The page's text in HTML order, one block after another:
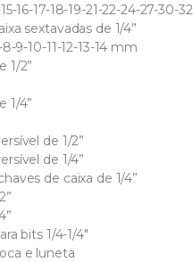
15-16-17-18-19-21-22-24-27-30-
sextavadas de 1/4”
9-10-11-12-13-14 mm
1/2”
1/4”
de 1/2”
de 1/4”
de caixa de 1/4”
bits 1/4-1/4″
e luneta